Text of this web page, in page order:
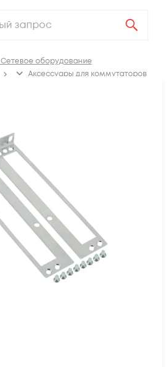
Сетевое оборудование
Аксессуары для коммутаторов